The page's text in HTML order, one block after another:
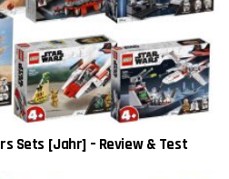
Sets [Jahr] – Review & Test